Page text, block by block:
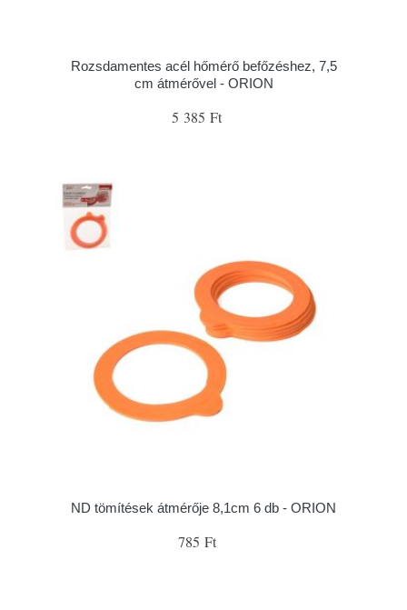
Rozsdamentes acél hőmérő befőzéshez, 7,5
cm átmérővel - ORION
5 385 Ft
ND tömítések átmérője 8,1cm 6 db - ORION
785 Ft